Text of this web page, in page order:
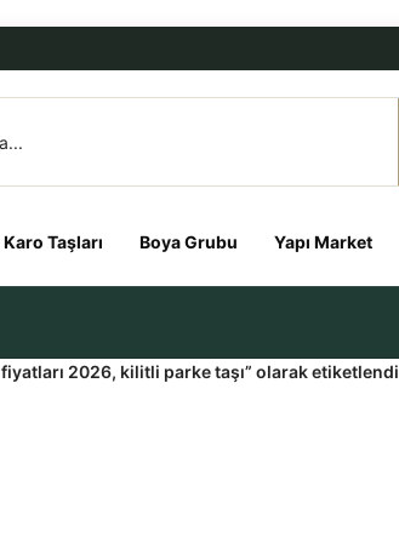
Taşları Boya Grubu Yapı Market
2026, kilitli parke taşı” olarak etiketlendi